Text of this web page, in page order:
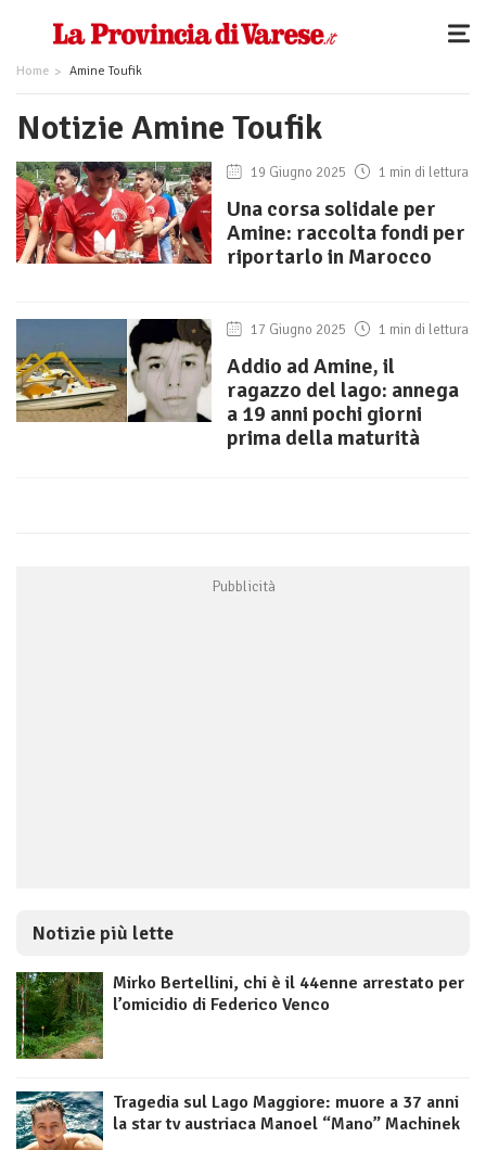
Home Amine Toufik
Notizie Amine Toufik
19 Giugno 2025 1 min di lettura
Una corsa solidale per
Amine: raccolta fondi per
riportarlo in Marocco
17 Giugno 2025 1 min di lettura
Addio ad Amine, il
ragazzo del lago: annega
a 19 anni pochi giorni
prima della maturità
Notizie più lette
Mirko Bertellini, chi è il 44enne arrestato per
l’omicidio di Federico Venco
Tragedia sul Lago Maggiore: muore a 37 anni
la star tv austriaca Manoel “Mano” Machinek